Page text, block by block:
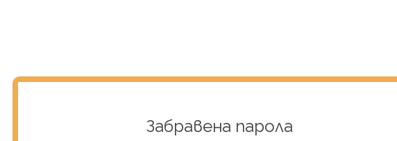
Забравена парола